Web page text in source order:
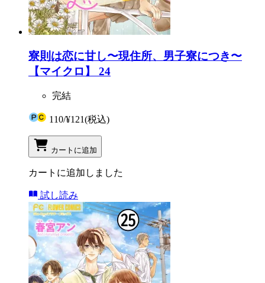
寮則は恋に甘し〜現住所、男子寮につき〜
【マイクロ】 24
完結
110/¥121(税込)
カートに追加
カートに追加しました
試し読み